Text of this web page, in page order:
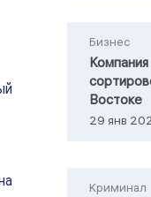
Бизнес
Востоке
29 янв
Криминал